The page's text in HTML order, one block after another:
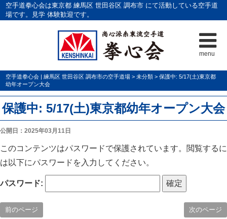
menu
空手道拳心会は東京都 練馬区 世田谷区 調布市 にて活動している空手道
場です。見学 体験歓迎です。
空手道拳心会 | 練馬区 世田谷区 調布市の空手道場 >未分類 >保護中: 5/17(土)東京都
幼年オープン大会
保護中: 5/17(土)東京都幼年オープン大会
公開日：2025年03月11日
このコンテンツはパスワードで保護されています。閲覧するに
は以下にパスワードを入力してください。
パスワード:
前のページ 次のページ